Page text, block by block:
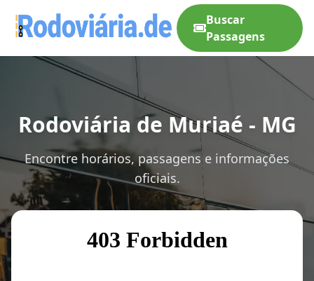
Buscar
Passagens
Rodoviária de Muriaé - MG
Encontre horários, passagens e informações
oficiais.